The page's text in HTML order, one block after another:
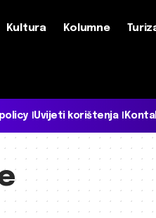
Kultura Kolumne
Uvijeti korištenja